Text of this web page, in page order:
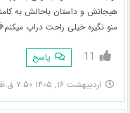
هیجانش و داستان باحالش به
منو نگیره خیلی راحت دراپ
11 پاسخ
اردیبهشت ۱۶, ۱۴۰۵ ۷:۵۰ ق.ظ